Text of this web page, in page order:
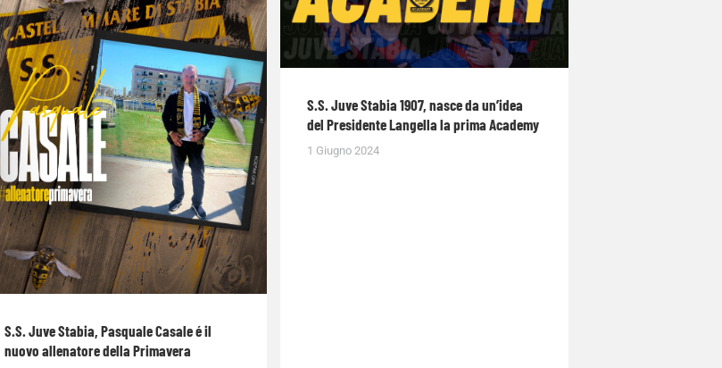
S.S. Juve Stabia, Pasquale Casale é il
nuovo allenatore della Primavera
S.S. Juve Stabia 1907, nasce da un’idea
del Presidente Langella la prima Academy
1 Giugno 2024